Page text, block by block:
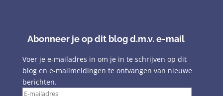
Abonneer je op dit blog d.m.v. e-mail
Voer je e-mailadres in om je in te schrijven op dit
blog en e-mailmeldingen te ontvangen van nieuwe
berichten.
E-